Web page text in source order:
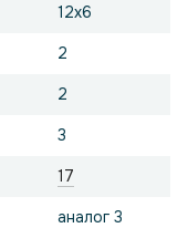
12x6
2
2
3
17
аналог 3